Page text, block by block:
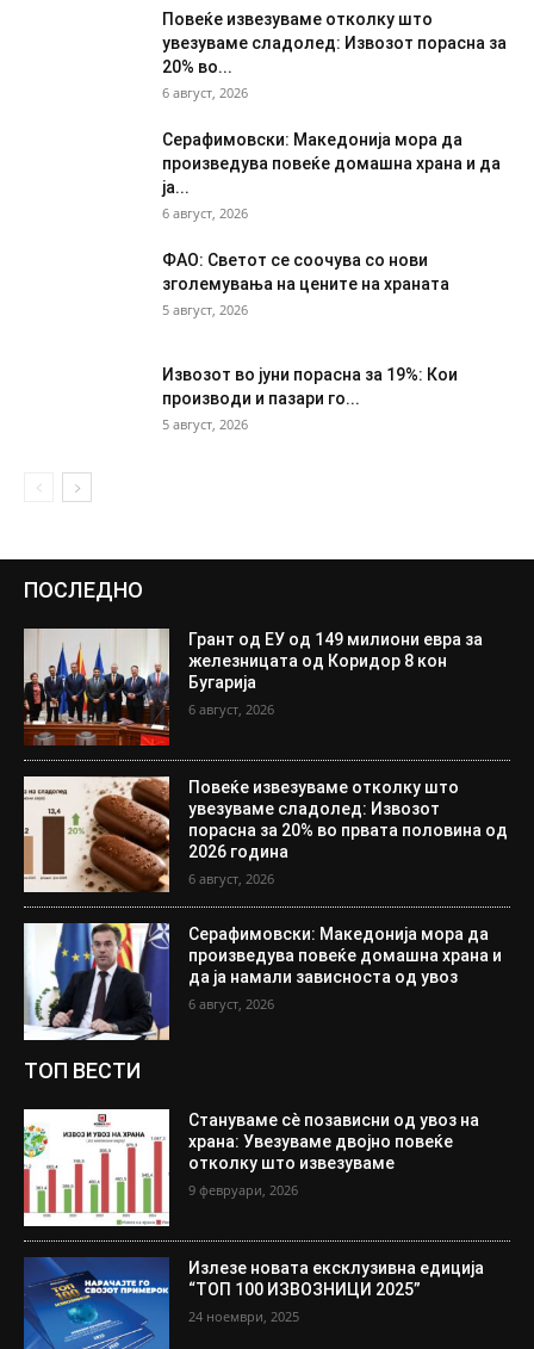
Повеќе извезуваме отколку што
увезуваме сладолед: Извозот порасна за
20% во...
6 август, 2026
Серафимовски: Македонија мора да
произведува повеќе домашна храна и да
ја...
6 август, 2026
ФАО: Светот се соочува со нови
зголемувања на цените на храната
5 август, 2026
Извозот во јуни порасна за 19%: Кои
производи и пазари го...
5 август, 2026
ПОСЛЕДНО
Грант од ЕУ од 149 милиони евра за
железницата од Коридор 8 кон
Бугарија
6 август, 2026
Повеќе извезуваме отколку што
увезуваме сладолед: Извозот
порасна за 20% во првата половина од
2026 година
6 август, 2026
Серафимовски: Македонија мора да
произведува повеќе домашна храна и
да ја намали зависноста од увоз
6 август, 2026
ТОП ВЕСТИ
Стануваме сè позависни од увоз на
храна: Увезуваме двојно повеќе
отколку што извезуваме
9 февруари, 2026
Излезе новата ексклузивна едиција
“ТОП 100 ИЗВОЗНИЦИ 2025”
24 ноември, 2025